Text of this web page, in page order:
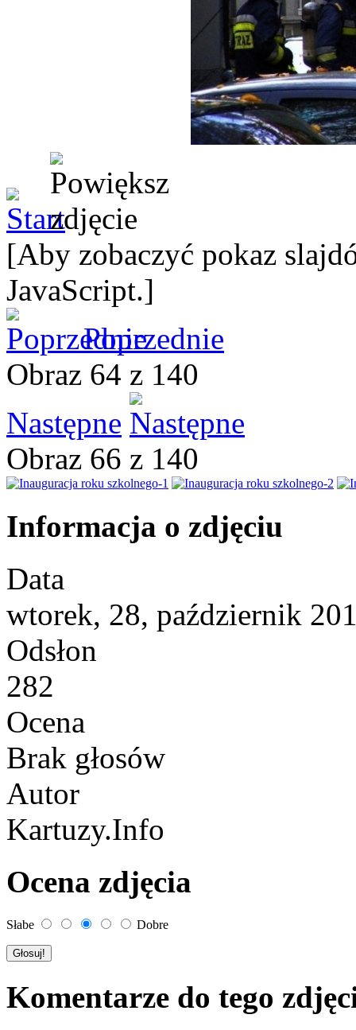
[Aby zobaczyć pokaz
JavaScript.]
Poprzednie
Obraz 64 z 140
Następne
Obraz 66 z 140
Informacja o zdjęciu
Data
wtorek, 28, październik
Odsłon
282
Ocena
Brak głosów
Autor
Kartuzy.Info
Ocena zdjęcia
Słabe Dobre
Komentarze do tego